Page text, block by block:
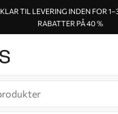
KLAR TIL LEVERING INDEN FOR
RABATTER PÅ 40 %